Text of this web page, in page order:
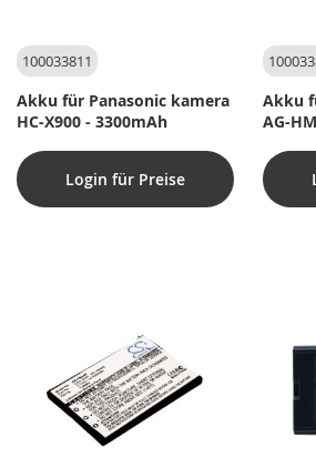
100033811
Akku für Panasonic kamera
HC-X900 - 3300mAh
Login für Preise
Akku
AG-